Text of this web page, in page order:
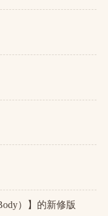
）】的新修版